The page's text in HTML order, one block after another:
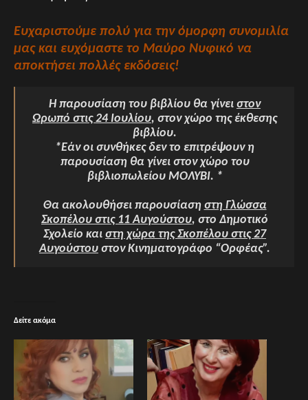
Ευχαριστούμε πολύ για την όμορφη συνομιλία
μας και ευχόμαστε το Μαύρο Νυφικό να
αποκτήσει πολλές εκδόσεις!
Η παρουσίαση του βιβλίου θα γίνει στον
Ωρωπό στις 24 Ιουλίου, στον χώρο της έκθεσης
βιβλίου.
*Εάν οι συνθήκες δεν το επιτρέψουν η
παρουσίαση θα γίνει στον χώρο του
βιβλιοπωλείου ΜΟΛΥΒΙ. *
Θα ακολουθήσει παρουσίαση στη Γλώσσα
Σκοπέλου στις 11 Αυγούστου, στο Δημοτικό
Σχολείο και στη χώρα της Σκοπέλου στις 27
Αυγούστου στον Κινηματογράφο “Ορφέας”.
Δείτε ακόμα